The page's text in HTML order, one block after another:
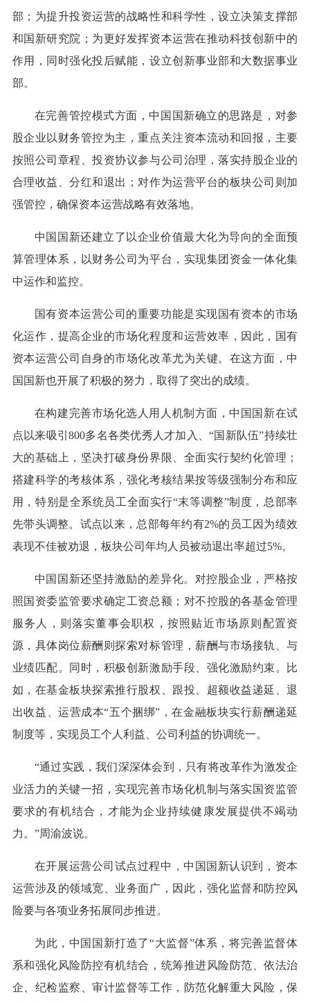
部；为提升投资运营的战略性和科学性，设立决策支撑部
和国新研究院；为更好发挥资本运营在推动科技创新中的
作用，同时强化投后赋能，设立创新事业部和大数据事业
部。
在完善管控模式方面，中国国新确立的思路是，对参
股企业以财务管控为主，重点关注资本流动和回报，主要
按照公司章程、投资协议参与公司治理，落实持股企业的
合理收益、分红和退出；对作为运营平台的板块公司则加
强管控，确保资本运营战略有效落地。
中国国新还建立了以企业价值最大化为导向的全面预
算管理体系，以财务公司为平台，实现集团资金一体化集
中运作和监控。
国有资本运营公司的重要功能是实现国有资本的市场
化运作，提高企业的市场化程度和运营效率，因此，国有
资本运营公司自身的市场化改革尤为关键。在这方面，中
国国新也开展了积极的努力，取得了突出的成绩。
在构建完善市场化选人用人机制方面，中国国新在试
点以来吸引800多名各类优秀人才加入、“国新队伍”持续壮
大的基础上，坚决打破身份界限、全面实行契约化管理；
搭建科学的考核体系，强化考核结果按等级强制分布和应
用，特别是全系统员工全面实行“末等调整”制度，总部率
先带头调整。试点以来，总部每年约有2%的员工因为绩效
表现不佳被劝退，板块公司年均人员被动退出率超过5%。
中国国新还坚持激励的差异化。对控股企业，严格按
照国资委监管要求确定工资总额；对不控股的各基金管理
服务人，则落实董事会职权，按照贴近市场原则配置资
源，具体岗位薪酬则探索对标管理，薪酬与市场接轨、与
业绩匹配。同时，积极创新激励手段、强化激励约束。比
如，在基金板块探索推行股权、跟投、超额收益递延、退
出收益、运营成本“五个捆绑”，在金融板块实行薪酬递延
制度等，实现员工个人利益、公司利益的协调统一。
“通过实践，我们深深体会到，只有将改革作为激发企
业活力的关键一招，实现完善市场化机制与落实国资监管
要求的有机结合，才能为企业持续健康发展提供不竭动
力。”周渝波说。
在开展运营公司试点过程中，中国国新认识到，资本
运营涉及的领域宽、业务面广，因此，强化监督和防控风
险要与各项业务拓展同步推进。
为此，中国国新打造了“大监督”体系，将完善监督体
系和强化风险防控有机结合，统筹推进风险防范、依法治
企、纪检监察、审计监督等工作，防范化解重大风险，保